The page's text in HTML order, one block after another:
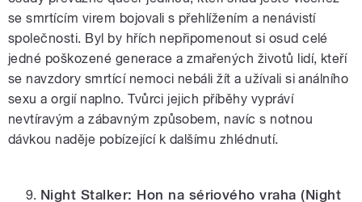
se smrtícím virem bojovali s přehlížením a nenávistí
společnosti. Byl by hřích nepřipomenout si osud celé
jedné poškozené generace a zmařených životů lidí, kteří
se navzdory smrtící nemoci nebáli žít a užívali si análního
sexu a orgií naplno. Tvůrci jejich příběhy vypráví
nevtíravým a zábavným způsobem, navíc s notnou
dávkou naděje pobízející k dalšímu zhlédnutí.
Night Stalker: Hon na sériového vraha (Night